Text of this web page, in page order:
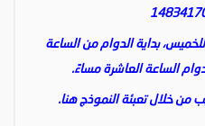
بداية الدوام من الساعة
الساعة العاشرة مساءً.
من خلال تعبئة النموذجهنا.